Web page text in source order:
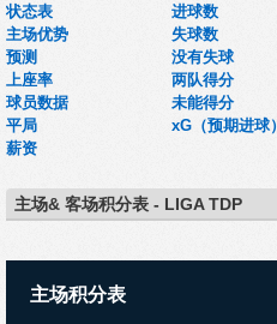
状态表
主场优势
预测
上座率
球员数据
平局
薪资
进球数
失球数
没有失球
两队得分
未能得分
xG（预期进球）
主场& 客场积分表 - LIGA TDP
主场积分表